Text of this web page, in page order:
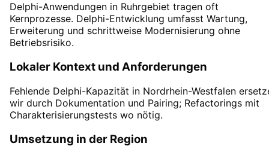
Delphi-Anwendungen in Ruhrgebiet tragen oft
Kernprozesse. Delphi-Entwicklung umfasst Wartung,
Erweiterung und schrittweise Modernisierung ohne
Betriebsrisiko.
Lokaler Kontext und Anforderungen
Fehlende Delphi-Kapazität in Nordrhein-Westfalen
wir durch Dokumentation und Pairing; Refactorings mit
Charakterisierungstests wo nötig.
Umsetzung in der Region